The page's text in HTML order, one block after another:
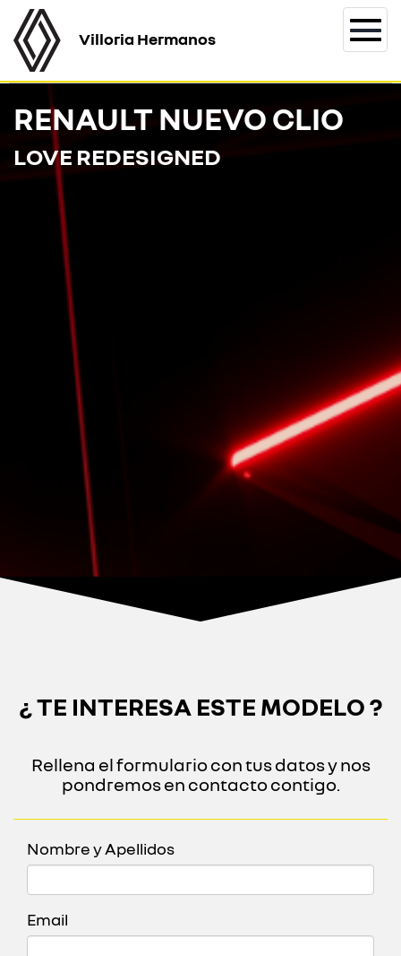
Villoria Hermanos
RENAULT NUEVO CLIO
LOVE REDESIGNED
¿ TE INTERESA ESTE MODELO ?
Rellena el formulario con tus datos y nos
pondremos en contacto contigo.
Nombre y Apellidos
Email